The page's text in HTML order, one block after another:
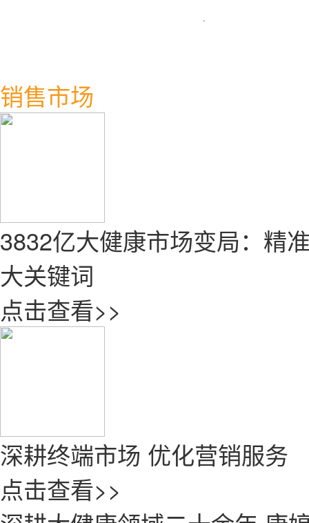
·
销售市场
3832亿大健康市场变局：精
大关键词
点击查看>>
深耕终端市场 优化营销服务
点击查看>>